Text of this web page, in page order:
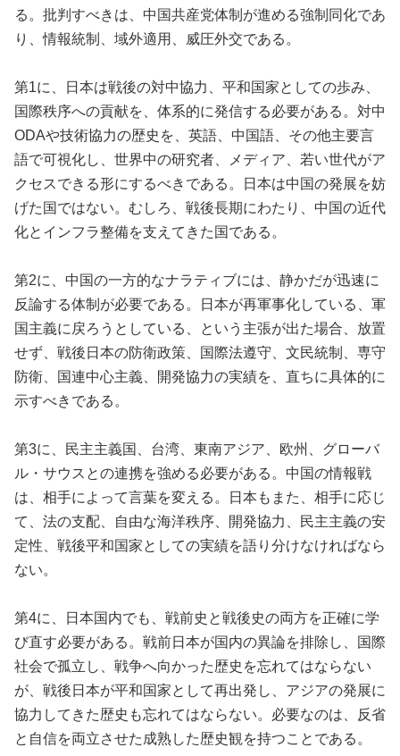
る。批判すべきは、中国共産党体制が進める強制同化であ
り、情報統制、域外適用、威圧外交である。
第1に、日本は戦後の対中協力、平和国家としての歩み、
国際秩序への貢献を、体系的に発信する必要がある。対中
ODAや技術協力の歴史を、英語、中国語、その他主要言
語で可視化し、世界中の研究者、メディア、若い世代がア
クセスできる形にするべきである。日本は中国の発展を妨
げた国ではない。むしろ、戦後長期にわたり、中国の近代
化とインフラ整備を支えてきた国である。
第2に、中国の一方的なナラティブには、静かだが迅速に
反論する体制が必要である。日本が再軍事化している、軍
国主義に戻ろうとしている、という主張が出た場合、放置
せず、戦後日本の防衛政策、国際法遵守、文民統制、専守
防衛、国連中心主義、開発協力の実績を、直ちに具体的に
示すべきである。
第3に、民主主義国、台湾、東南アジア、欧州、グローバ
ル・サウスとの連携を強める必要がある。中国の情報戦
は、相手によって言葉を変える。日本もまた、相手に応じ
て、法の支配、自由な海洋秩序、開発協力、民主主義の安
定性、戦後平和国家としての実績を語り分けなければなら
ない。
第4に、日本国内でも、戦前史と戦後史の両方を正確に学
び直す必要がある。戦前日本が国内の異論を排除し、国際
社会で孤立し、戦争へ向かった歴史を忘れてはならない
が、戦後日本が平和国家として再出発し、アジアの発展に
協力してきた歴史も忘れてはならない。必要なのは、反省
と自信を両立させた成熟した歴史観を持つことである。